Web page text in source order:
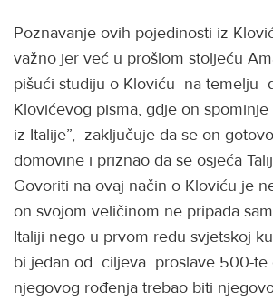
Poznavanje ovih pojedinosti iz
važno jer već u prošlom stoljeću
pišući studiju o Kloviću na temelju
Klovićevog pisma, gdje on spominje
iz Italije”, zaključuje da se on
domovine i priznao da se
Govoriti na ovaj način o Kloviću je
on svojom veličinom ne pripada
Italiji nego u prvom redu svjetskoj
bi jedan od ciljeva proslave 500-te
njegovog rođenja trebao biti